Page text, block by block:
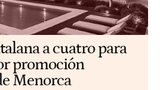
a cuatro para
promoción
Menorca